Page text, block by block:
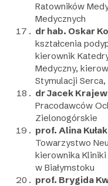
Ratowników
Medycznych
dr hab. Oskar
kształcenia
kierownik
Medyczny,
Stymulacji Serca,
dr Jacek
Pracodawców
Zielonogórskie
prof. Alina
Towarzystwo
kierownika
w Białymstoku
prof. Brygida